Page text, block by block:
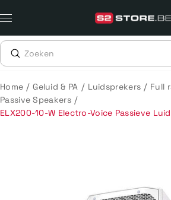
naar
content
Home / Geluid & PA / Luidsprekers / Full
Passive Speakers /
ELX200-10-W Electro-Voice Passieve